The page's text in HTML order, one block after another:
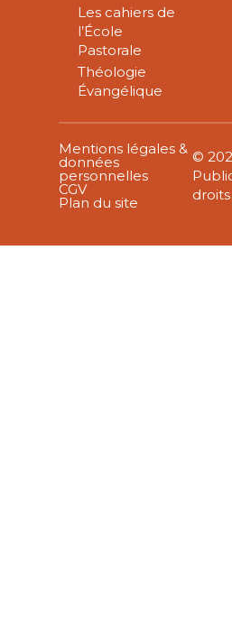
Les cahiers de
l’École
Pastorale
Théologie
Évangélique
Mentions légales &
données
personnelles
CGV
Plan du site
©